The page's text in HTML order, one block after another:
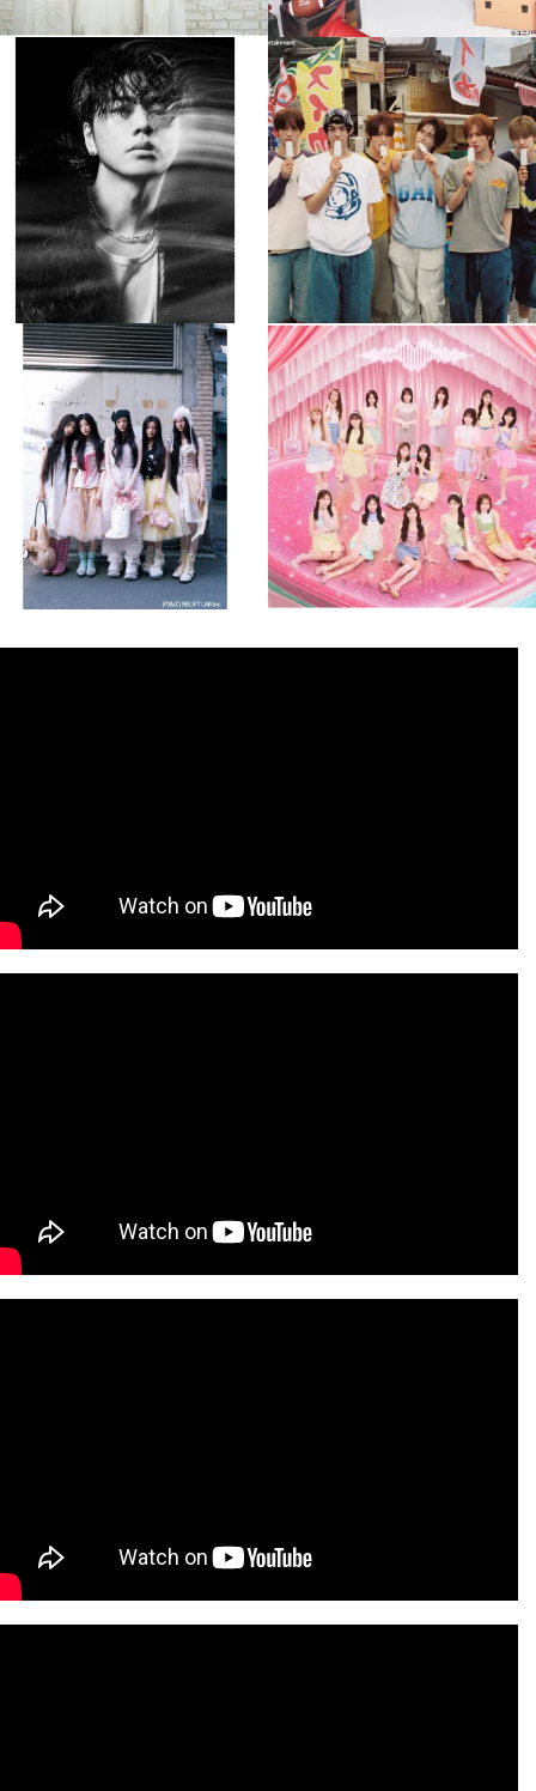
musicjapantv
💡8月特番放送決定！
...
8月 4
84 0
musicjapantv
💡8月特番放送決定！
...
8月 4
5 0
musicjapantv
💡8月特番放送決定！
8月 4
1 0
musicjapantv
💡8月特番放送決定！
...
8月 4
1 0